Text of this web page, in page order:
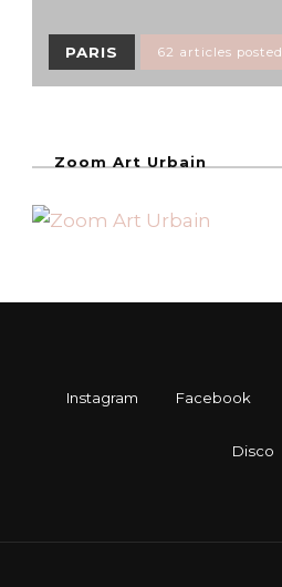
PARIS 62 articles posted
Zoom Art Urbain